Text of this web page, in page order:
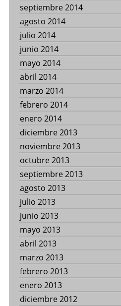
septiembre 2014
agosto 2014
julio 2014
junio 2014
mayo 2014
abril 2014
marzo 2014
febrero 2014
enero 2014
diciembre 2013
noviembre 2013
octubre 2013
septiembre 2013
agosto 2013
julio 2013
junio 2013
mayo 2013
abril 2013
marzo 2013
febrero 2013
enero 2013
diciembre 2012